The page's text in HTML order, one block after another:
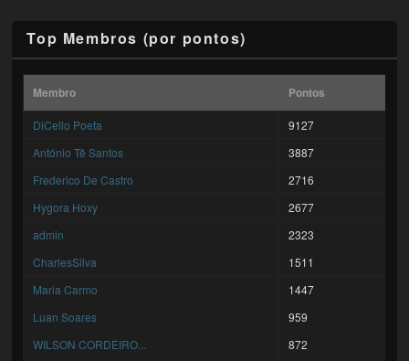
Top Membros (por pontos)
Membro Pontos
DiCello Poeta
9127
António Tê Santos
3887
Frederico De Castro
2716
Hygora Hoxy
2677
admin
2323
CharlesSilva
1511
Maria Carmo
1447
Luan Soares
959
WILSON CORDEIRO...
872